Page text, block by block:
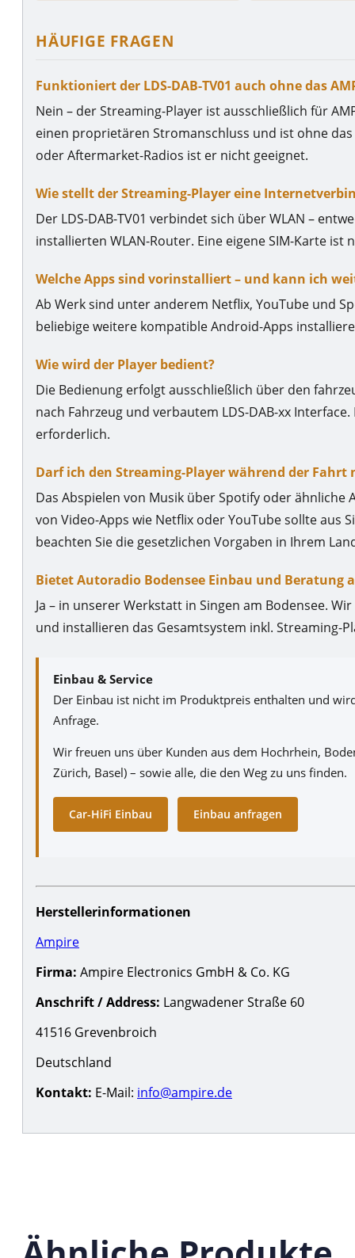
HÄUFIGE FRAGEN
Funktioniert der LDS-DAB-TV01 auch ohne das
Nein – der Streaming-Player ist ausschließlich für
einen proprietären Stromanschluss und ist ohne
oder Aftermarket-Radios ist er nicht geeignet.
Wie stellt der Streaming-Player eine
Der LDS-DAB-TV01 verbindet sich über WLAN –
installierten WLAN-Router. Eine eigene SIM-Karte
Welche Apps sind vorinstalliert – und kann ich
Ab Werk sind unter anderem Netflix, YouTube und
beliebige weitere kompatible Android-Apps
Wie wird der Player bedient?
Die Bedienung erfolgt ausschließlich über den
nach Fahrzeug und verbautem LDS-DAB-xx
erforderlich.
Darf ich den Streaming-Player während der Fahrt
Das Abspielen von Musik über Spotify oder
von Video-Apps wie Netflix oder YouTube sollte aus
beachten Sie die gesetzlichen Vorgaben in Ihrem
Bietet Autoradio Bodensee Einbau und Beratung
Ja – in unserer Werkstatt in Singen am Bodensee.
und installieren das Gesamtsystem inkl. Streaming-
Einbau & Service
Der Einbau ist nicht im Produktpreis enthalten und
Anfrage.
Wir freuen uns über Kunden aus dem Hochrhein,
Zürich, Basel) – sowie alle, die den Weg zu uns finden.
Car-HiFi Einbau Einbau anfragen
Herstellerinformationen
Ampire
Firma: Ampire Electronics GmbH & Co. KG
Anschrift / Address: Langwadener Straße 60
41516 Grevenbroich
Deutschland
Kontakt: E-Mail: info@ampire.de